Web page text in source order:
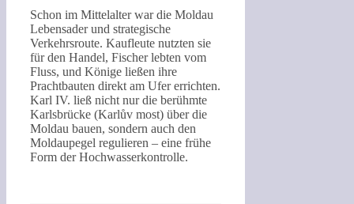
Schon im Mittelalter war die Moldau
Lebensader und strategische
Verkehrsroute. Kaufleute nutzten sie
für den Handel, Fischer lebten vom
Fluss, und Könige ließen ihre
Prachtbauten direkt am Ufer errichten.
Karl IV. ließ nicht nur die berühmte
Karlsbrücke (Karlův most) über die
Moldau bauen, sondern auch den
Moldaupegel regulieren – eine frühe
Form der Hochwasserkontrolle.